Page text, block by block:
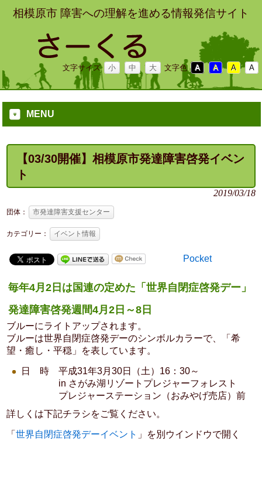
相模原市 障害への理解を進める情報発信サイト
文字サイズ 小 中 大 文字色 A A A A
MENU
【03/30開催】相模原市発達障害啓発イベン
ト
2019/03/18
団体： 市発達障害支援センター
カテゴリー： イベント情報
Pocket
毎年4月2日は国連の定めた「世界自閉症啓発デー」
発達障害啓発週間4月2日～8日
ブルーにライトアップされます。
ブルーは世界自閉症啓発デーのシンボルカラーで、「希
望・癒し・平穏」を表しています。
日 時 平成31年3月30日（土）16：30～
in さがみ湖リゾートプレジャーフォレスト
プレジャーステーション（おみやげ売店）前
詳しくは下記チラシをご覧ください。
「世界自閉症啓発デーイベント 」を別ウインドウで開く